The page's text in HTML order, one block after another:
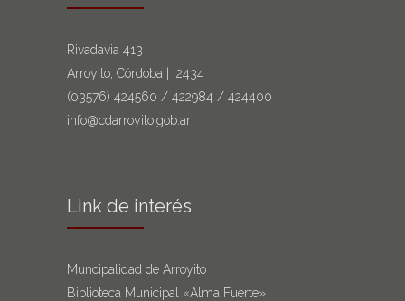
Rivadavia 413
Arroyito, Córdoba | 2434
(03576) 424560 / 422984 / 424400
info@cdarroyito.gob.ar
Link de interés
Muncipalidad de Arroyito
Biblioteca Municipal «Alma Fuerte»